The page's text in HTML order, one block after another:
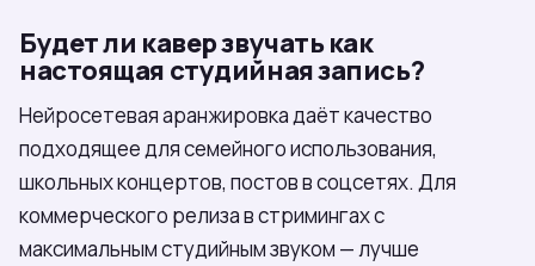
Будет ли кавер звучать как
настоящая студийная запись?
Нейросетевая аранжировка даёт качество
подходящее для семейного использования,
школьных концертов, постов в соцсетях. Для
коммерческого релиза в стримингах с
максимальным студийным звуком — лучше